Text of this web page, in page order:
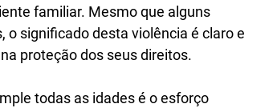
familiar. Mesmo que alguns
o significado desta violência é claro e
proteção dos seus direitos.
todas as idades é o esforço